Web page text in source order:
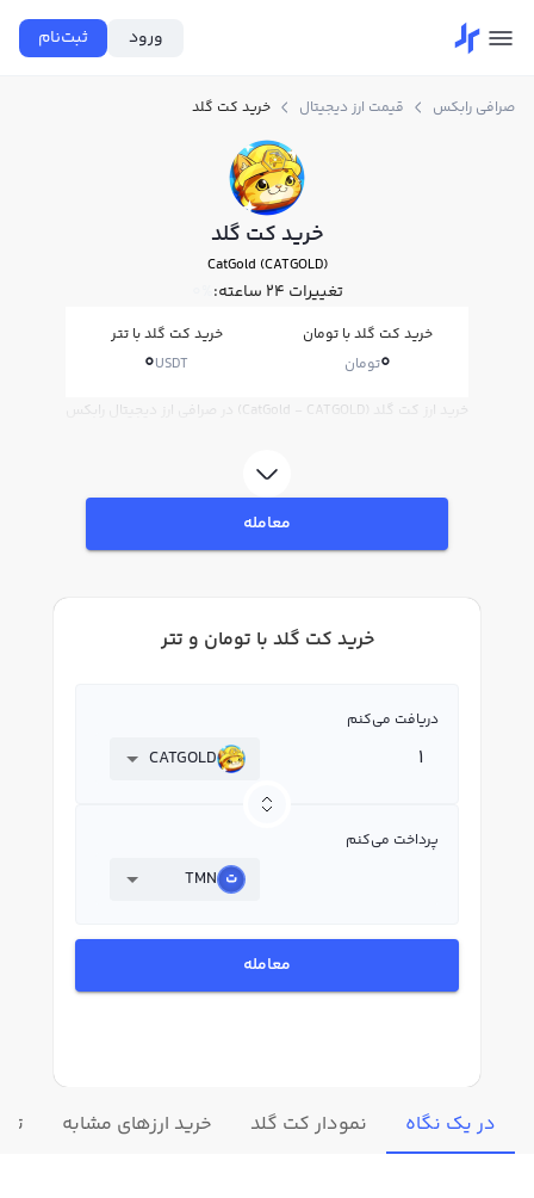
ورود ثبت‌نام
صرافی رابکس قیمت ارز دیجیتال خرید کت گلد
خرید کت گلد
CatGold (CATGOLD)
تغییرات ۲۴ ساعته: 0%
خرید کت گلد با تومان
0تومان
خرید کت گلد با تتر
0USDT
خرید ارز کت گلد (CatGold - CATGOLD) در صرافی ارز دیجیتال رابکس
معامله
خرید کت گلد با تومان و تتر
دریافت می‌کنم
CATGOLD
پرداخت می‌کنم
TMN
معامله
در یک نگاه نمودار کت گلد خرید ارزهای مشابه